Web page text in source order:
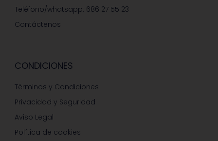
Teléfono/whatsapp: 686 27 55 23
Contáctenos
CONDICIONES
Términos y Condiciones
Privacidad y Seguridad
Aviso Legal
Política de cookies